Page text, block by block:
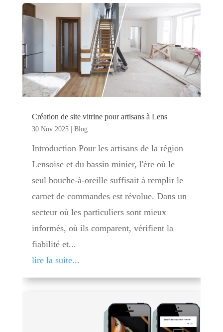
Création de site vitrine pour artisans à Lens
30 Nov 2025| Blog
Introduction Pour les artisans de la région
Lensoise et du bassin minier, l'ère où le
seul bouche-à-oreille suffisait à remplir le
carnet de commandes est révolue. Dans un
secteur où les particuliers sont mieux
informés, où ils comparent, vérifient la
fiabilité et...
lire la suite...